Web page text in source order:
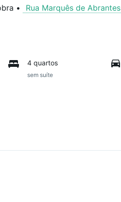
• Rua Marquês de Abrantes
4 quartos
sem suíte